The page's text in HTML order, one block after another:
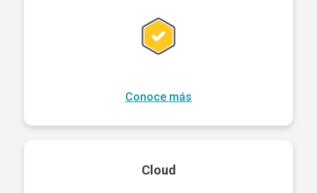
Conoce más
Cloud